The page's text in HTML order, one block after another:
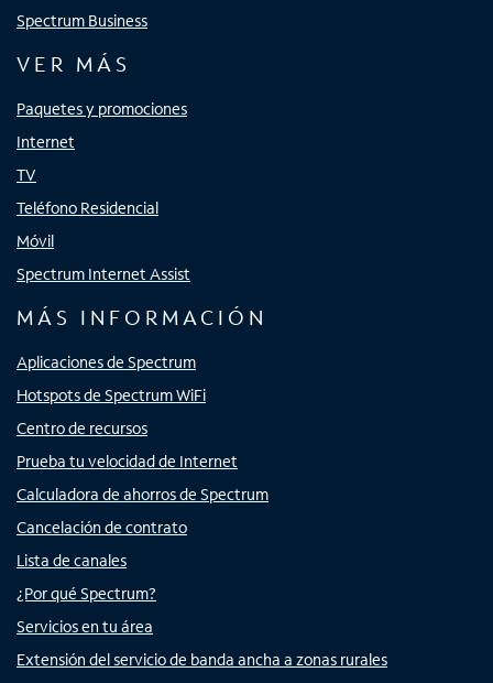
Spectrum Business
VER MÁS
Paquetes y promociones
Internet
TV
Teléfono Residencial
Móvil
Spectrum Internet Assist
MÁS INFORMACIÓN
Aplicaciones de Spectrum
Hotspots de Spectrum WiFi
Centro de recursos
Prueba tu velocidad de Internet
Calculadora de ahorros de Spectrum
Cancelación de contrato
Lista de canales
¿Por qué Spectrum?
Servicios en tu área
Extensión del servicio de banda ancha a zonas rurales